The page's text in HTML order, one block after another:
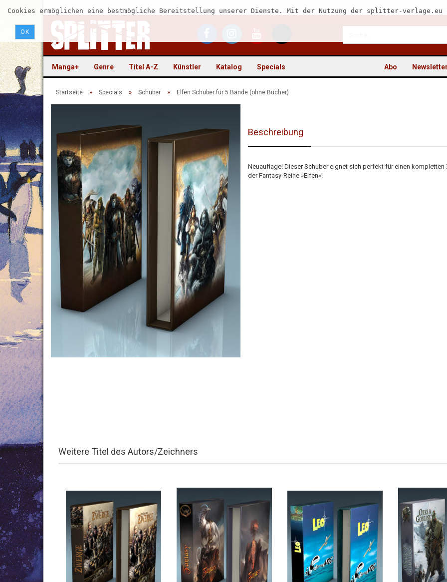
Cookies ermöglichen eine bestmögliche Bereitstellung unserer Dienste. Mit der Nutzung der splitter-
OK
Manga+ Genre Titel A-Z Künstler Katalog Specials Newsletter
Abo
Startseite » Specials » Schuber » Elfen Schuber für 5 Bände (ohne Bücher)
Beschreibung
Neuauflage! Dieser Schuber eignet sich perfekt für einen kompletten
der Fantasy-Reihe »Elfen«!
Weitere Titel des Autors/Zeichners